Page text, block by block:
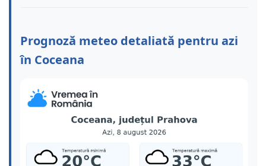
Prognoză meteo detaliată pentru azi
în Coceana